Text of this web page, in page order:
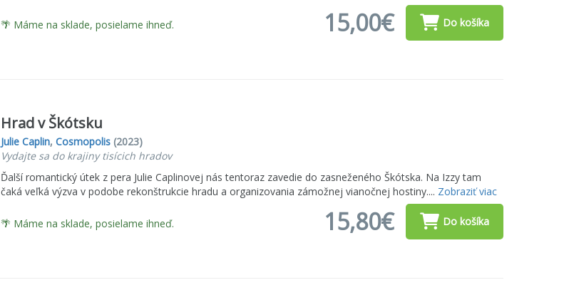
🌴 Máme na sklade, posielame ihneď. 15,00€ Do košíka
Hrad v Škótsku
Julie Caplin, Cosmopolis(2023)
Vydajte sa do krajiny tisícich hradov
Ďalší romantický útek z pera Julie Caplinovej nás tentoraz zavedie do zasneženého Škótska. Na Izzy tam
čaká veľká výzva v podobe rekonštrukcie hradu a organizovania zámožnej vianočnej hostiny.... Zobraziť viac
🌴 Máme na sklade, posielame ihneď. 15,80€ Do košíka